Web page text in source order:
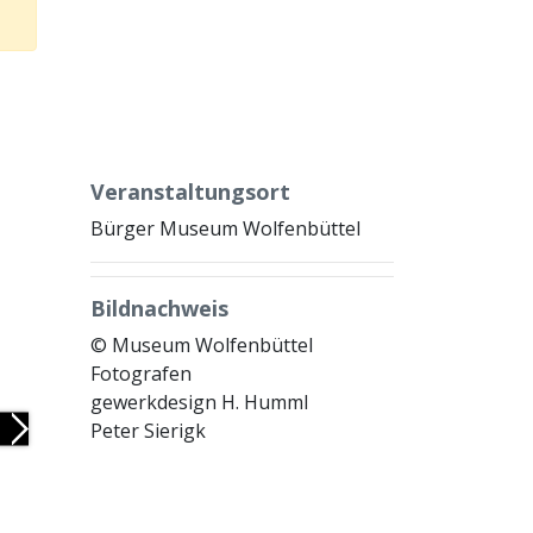
Next
Veranstaltungsort
Bürger Museum Wolfenbüttel
Bildnachweis
© Museum Wolfenbüttel
Fotografen
gewerkdesign H. Humml
Peter Sierigk